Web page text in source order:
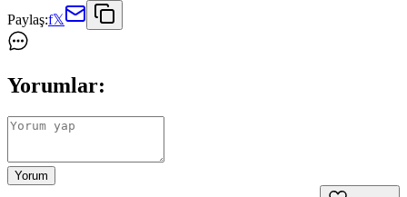
Paylaş:f𝕏
Yorumlar:
Yorum